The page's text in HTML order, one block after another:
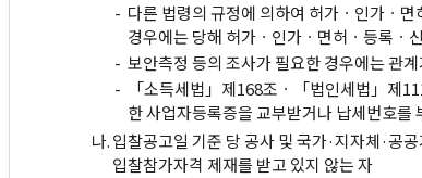
- 다른 법령의 규정에 의하여 허가ㆍ인가ㆍ
경우에는 당해 허가ㆍ인가ㆍ면허ㆍ등록ㆍ
- 보안측정 등의 조사가 필요한 경우에는 관
-
「소득세법」제168조ㆍ「법인세법」제
한 사업자등록증을 교부받거나 납세번호를
나.입찰공고일 기준 당 공사 및 국가·지자체·공
입찰참가자격 제재를 받고 있지 않는 자